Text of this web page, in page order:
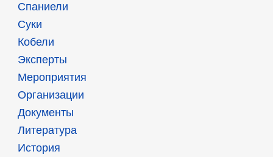
Спаниели
Суки
Кобели
Эксперты
Мероприятия
Организации
Документы
Литература
История